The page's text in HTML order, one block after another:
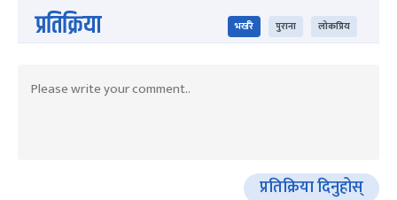
प्रतिक्रिया भर्खरै पुराना लोकप्रिय
प्रतिक्रिया दिनुहोस्